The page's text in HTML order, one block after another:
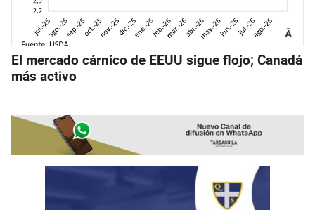
El mercado cárnico de EEUU sigue flojo; Canadá
más activo